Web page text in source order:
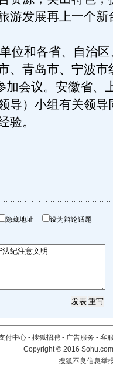
游发展再上一个新
和各省、自治区
、青岛市、宁波市
加会议。安徽省、
导）小组有关领导
验。
隐藏地址 设为辩论话题
付中心 - 搜狐招聘 - 广告服务 - 客
Copyright©2016
搜狐不良信息举